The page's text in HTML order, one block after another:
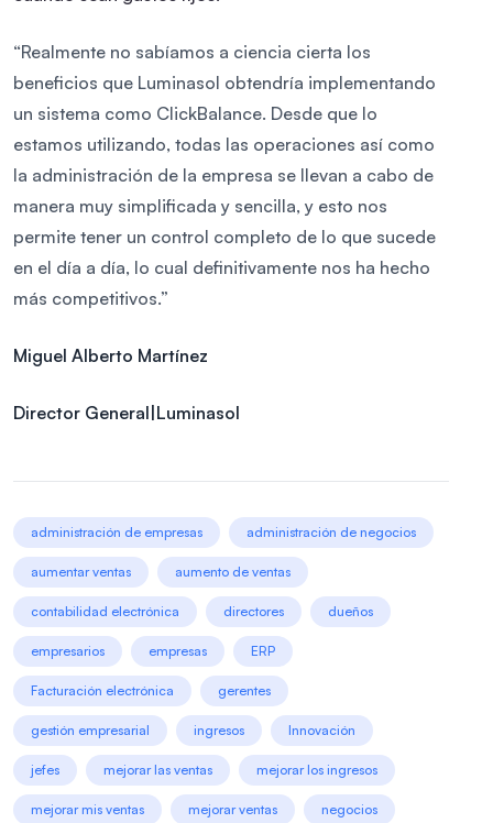
“Realmente no sabíamos a ciencia cierta los
beneficios que Luminasol obtendría implementando
un sistema como ClickBalance. Desde que lo
estamos utilizando, todas las operaciones así como
la administración de la empresa se llevan a cabo de
manera muy simplificada y sencilla, y esto nos
permite tener un control completo de lo que sucede
en el día a día, lo cual definitivamente nos ha hecho
más competitivos.”
Miguel Alberto Martínez
Director General|Luminasol
administración de empresas administración de negocios
aumentar ventas aumento de ventas
contabilidad electrónica directores dueños
empresarios empresas ERP
Facturación electrónica gerentes
gestión empresarial ingresos Innovación
jefes mejorar las ventas mejorar los ingresos
mejorar mis ventas mejorar ventas negocios